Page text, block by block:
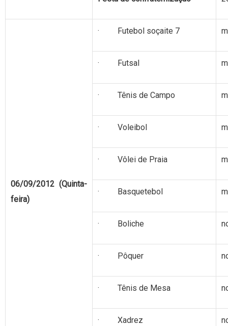
06/09/2012 (Quinta-
feira)
· Futebol soçaite 7
· Futsal
· Tênis de Campo
· Voleibol
· Vôlei de Praia
· Basquetebol
· Boliche
· Pôquer
· Tênis de Mesa
· Xadrez